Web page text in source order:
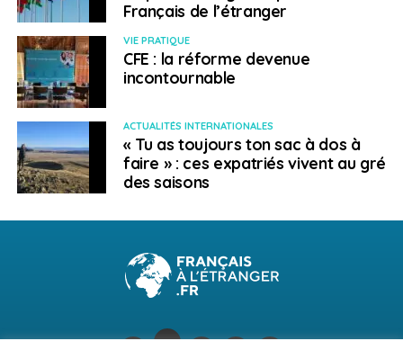
Français de l’étranger
VIE PRATIQUE
CFE : la réforme devenue
incontournable
ACTUALITÉS INTERNATIONALES
« Tu as toujours ton sac à dos à
faire » : ces expatriés vivent au gré
des saisons